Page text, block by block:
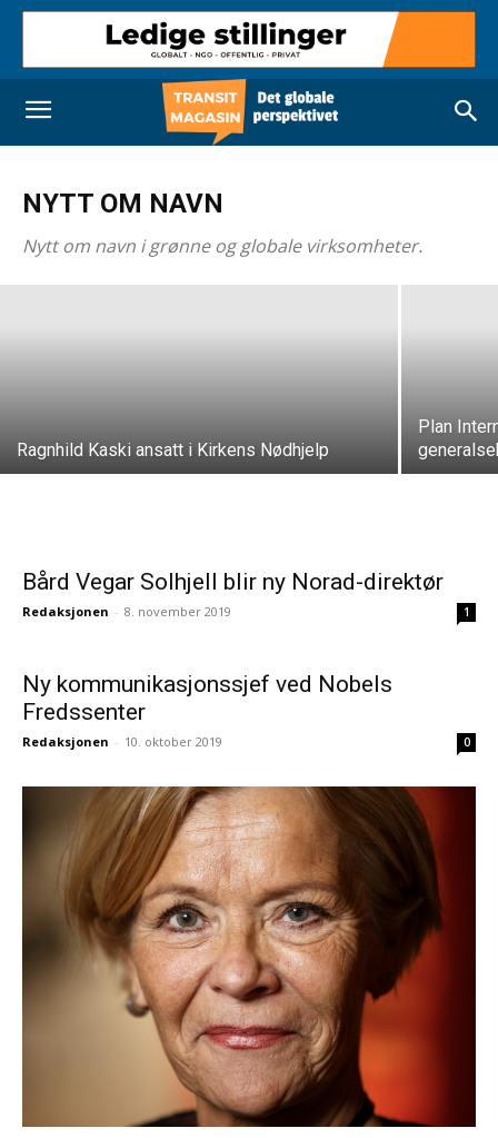
NYTT OM NAVN
Nytt om navn i grønne og globale virksomheter.
Erik Sandersen er ny toppsjef i Norfund
Redaksjonen - 22. april 2026
Ragnhild Kaski ansatt i Kirkens Nødhjelp
Plan
Bård Vegar Solhjell blir ny Norad-direktør
Redaksjonen - 8. november 2019 1
Ny kommunikasjonssjef ved Nobels
Fredssenter
Redaksjonen - 10. oktober 2019 0